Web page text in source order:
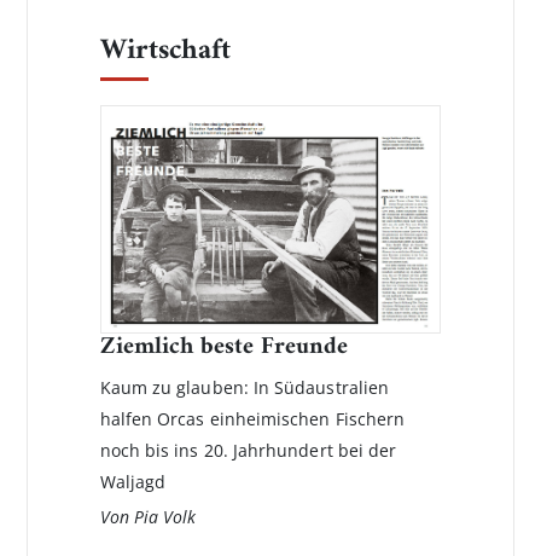
Wirtschaft
Ziemlich beste Freunde
Kaum zu glauben: In Südaustralien
halfen Orcas einheimischen Fischern
noch bis ins 20. Jahrhundert bei der
Waljagd
Von Pia Volk